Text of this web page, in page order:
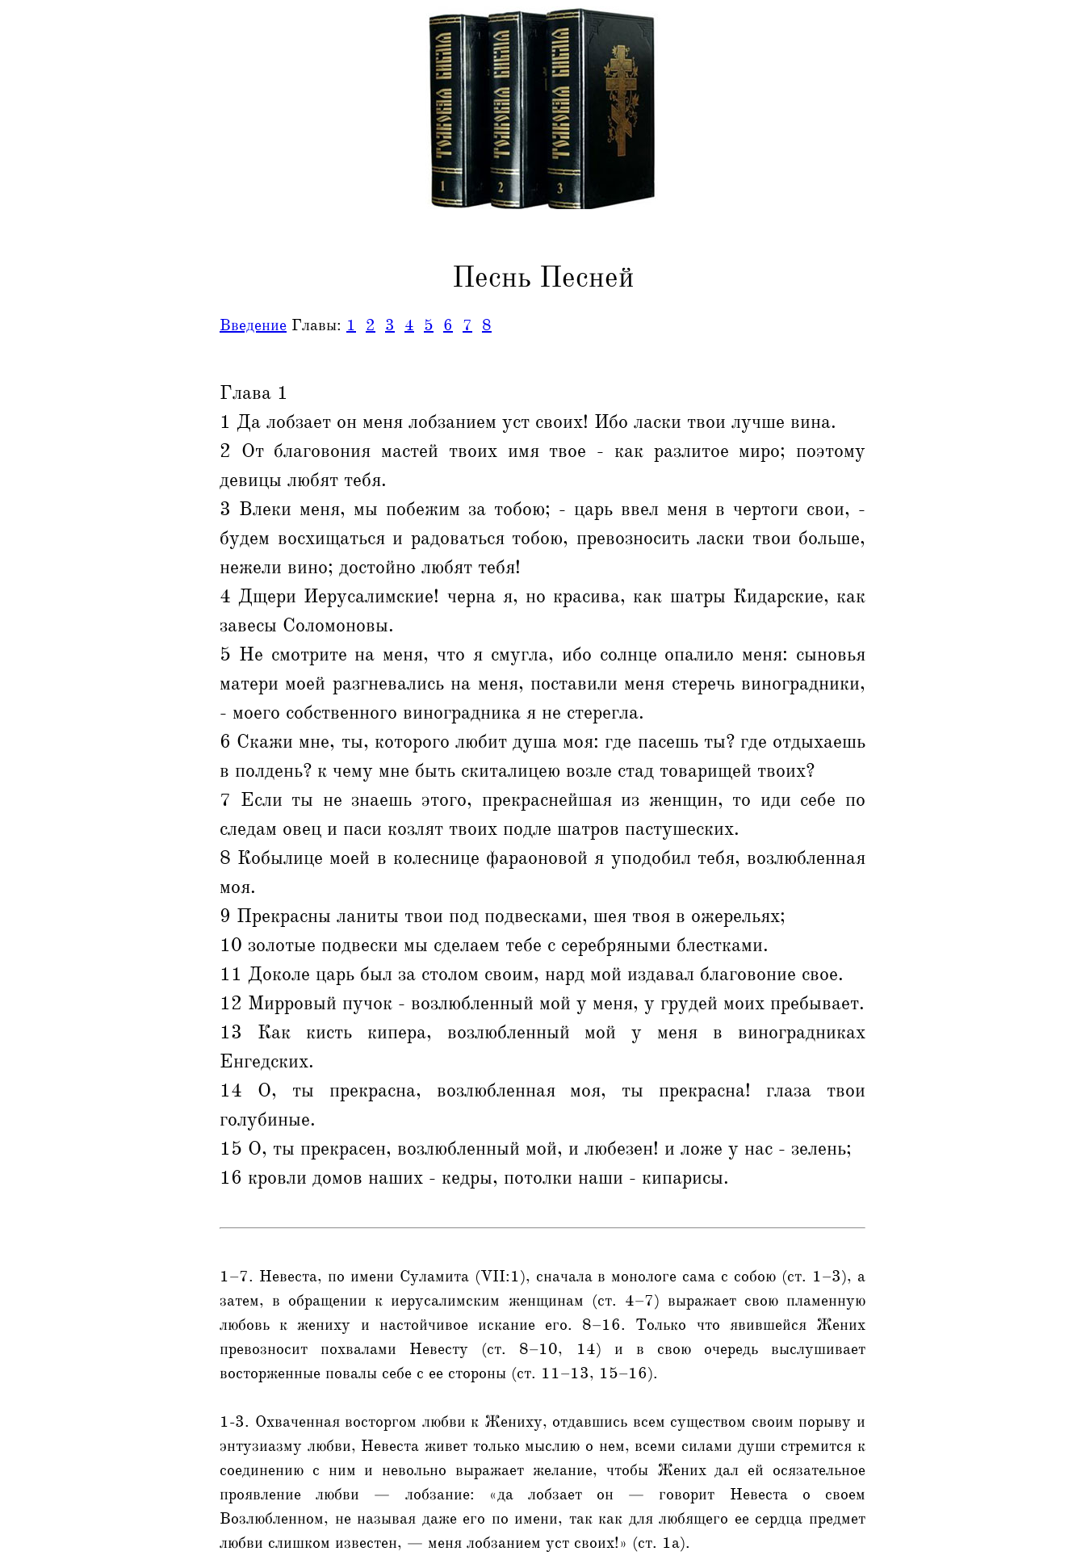
Песнь Песней
Введение Главы: 1 2 3 4 5 6 7 8
Глава 1
1 Да лобзает он меня лобзанием уст своих! Ибо ласки твои лучше вина.
2 От благовония мастей твоих имя твое - как разлитое миро; поэтому
девицы любят тебя.
3 Влеки меня, мы побежим за тобою; - царь ввел меня в чертоги свои, -
будем восхищаться и радоваться тобою, превозносить ласки твои больше,
нежели вино; достойно любят тебя!
4 Дщери Иерусалимские! черна я, но красива, как шатры Кидарские, как
завесы Соломоновы.
5 Не смотрите на меня, что я смугла, ибо солнце опалило меня: сыновья
матери моей разгневались на меня, поставили меня стеречь виноградники,
- моего собственного виноградника я не стерегла.
6 Скажи мне, ты, которого любит душа моя: где пасешь ты? где отдыхаешь
в полдень? к чему мне быть скиталицею возле стад товарищей твоих?
7 Если ты не знаешь этого, прекраснейшая из женщин, то иди себе по
следам овец и паси козлят твоих подле шатров пастушеских.
8 Кобылице моей в колеснице фараоновой я уподобил тебя, возлюбленная
моя.
9 Прекрасны ланиты твои под подвесками, шея твоя в ожерельях;
10 золотые подвески мы сделаем тебе с серебряными блестками.
11 Доколе царь был за столом своим, нард мой издавал благовоние свое.
12 Мирровый пучок - возлюбленный мой у меня, у грудей моих пребывает.
13 Как кисть кипера, возлюбленный мой у меня в виноградниках
Енгедских.
14 О, ты прекрасна, возлюбленная моя, ты прекрасна! глаза твои
голубиные.
15 О, ты прекрасен, возлюбленный мой, и любезен! и ложе у нас - зелень;
16 кровли домов наших - кедры, потолки наши - кипарисы.
1–7. Невеста, по имени Суламита (VII:1), сначала в монологе сама с собою (ст. 1–3), а
затем, в обращении к иерусалимским женщинам (ст. 4–7) выражает свою пламенную
любовь к жениху и настойчивое искание его. 8–16. Только что явившейся Жених
превозносит похвалами Невесту (ст. 8–10, 14) и в свою очередь выслушивает
восторженные повалы себе с ее стороны (ст. 11–13, 15–16).
1-3. Охваченная восторгом любви к Жениху, отдавшись всем существом своим порыву и
энтузиазму любви, Невеста живет только мыслию о нем, всеми силами души стремится к
соединению с ним и невольно выражает желание, чтобы Жених дал ей осязательное
проявление любви — лобзание: «да лобзает он — говорит Невеста о своем
Возлюбленном, не называя даже его по имени, так как для любящего ее сердца предмет
любви слишком известен, — меня лобзанием уст своих!» (ст. 1а).